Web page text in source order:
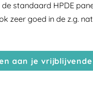
de standaard HPDE
zeer goed in de z.g.
aan je